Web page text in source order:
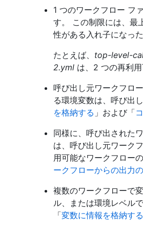
1 つのワークフロー フ
す。 この制限には、最
性がある入れ子になっ
たとえば、 top-level-
2.yml は、2 つの再利
呼び出し元ワークフロ
る環境変数は、呼び出
を格納する 」および「
同様に、呼び出された
は、呼び出し元ワーク
用可能なワークフロー
ークフローからの出力
複数のワークフローで
ル、または環境レベルで
「変数に情報を格納する